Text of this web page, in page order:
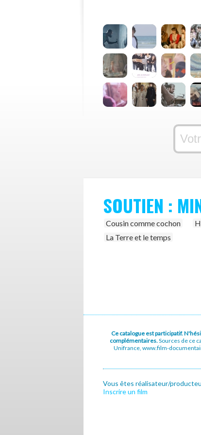
SOUTIEN :
Cousin comme cochon
La Terre et le temps
Ce catalogue est participatif.
complémentaires.Sources de ce
Unifrance, www.film-
Vous êtes réalisateur/
Inscrire un film